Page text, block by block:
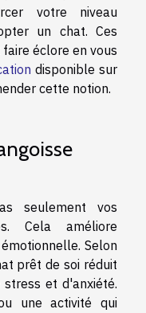
votre niveau
un chat. Ces
éclore en vous
disponible sur
cette notion.
seulement vos
Cela améliore
Selon
prêt de soi réduit
et d'anxiété.
une activité qui